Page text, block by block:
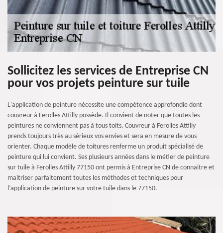
Sollicitez les services de Entreprise CN
pour vos projets peinture sur tuile
L'application de peinture nécessite une compétence approfondie dont
couvreur à Ferolles Attilly possède. Il convient de noter que toutes les
peintures ne conviennent pas à tous toits. Couvreur à Ferolles Attilly
prends toujours très au sérieux vos envies et sera en mesure de vous
orienter. Chaque modèle de toitures renferme un produit spécialisé de
peinture qui lui convient. Ses plusieurs années dans le métier de peinture
sur tuile à Ferolles Attilly 77150 ont permis à Entreprise CN de connaitre et
maitriser parfaitement toutes les méthodes et techniques pour
l’application de peinture sur votre tuile dans le 77150.